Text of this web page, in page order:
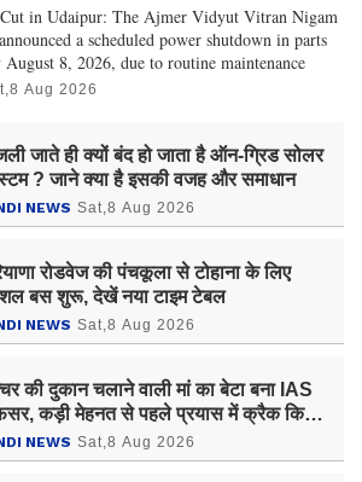
in Udaipur: The Ajmer Vidyut Vitran Nigam
a scheduled power shutdown in parts
8, 2026, due to routine maintenance
Aug 2026
जाते ही क्यों बंद हो जाता है ऑन-ग्रिड सोलर
? जाने क्या है इसकी वजह और समाधान
NEWS Sat,8 Aug 2026
रोडवेज की पंचकूला से टोहाना के लिए
बस शुरू, देखें नया टाइम टेबल
NEWS Sat,8 Aug 2026
की दुकान चलाने वाली मां का बेटा बना IAS
कड़ी मेहनत से पहले प्रयास में क्रैक किया
NEWS Sat,8 Aug 2026